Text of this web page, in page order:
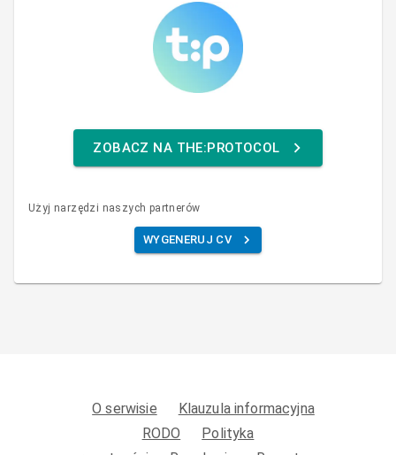
ZOBACZ NA THE:PROTOCOL
Użyj narzędzi naszych partnerów
WYGENERUJ CV
O serwisie
Klauzula informacyjna
RODO
Polityka